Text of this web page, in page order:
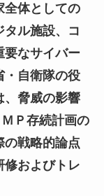
全体としての
タル施設、コ
要なサイバー
・自衛隊の役
、脅威の影響
Ｐ存続計画の
の戦略的論点
修およびトレ